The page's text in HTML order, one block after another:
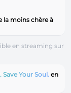
la moins chère à
en streaming sur
Your Soul. en